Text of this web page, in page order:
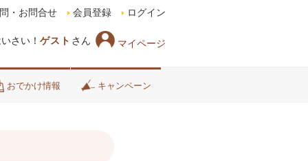
さい！ ゲスト さん マイページ
・お問合せ 会員登録 ログイン
おでかけ情報 キャンペーン